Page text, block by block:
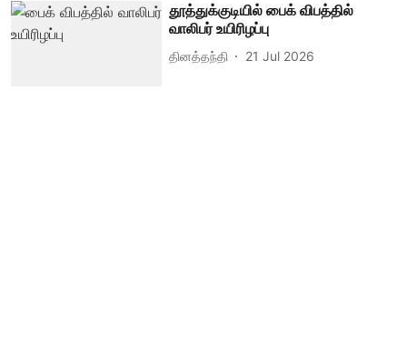
தூத்துக்குடியில் பைக் விபத்தில்
வாலிபர் உயிரிழப்பு
தினத்தந்தி 21 Jul 2026